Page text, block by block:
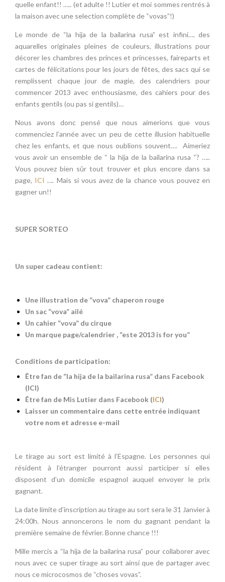
quelle enfant!! ….. (et adulte !! Lutier et moi sommes rentrés à
la maison avec une selection complète de “vovas”!)
Le monde de “la hija de la bailarina rusa” est infini…. des
aquarelles originales pleines de couleurs, illustrations pour
décorer les chambres des princes et princesses, faireparts et
cartes de félicitations pour les jours de fêtes, des sacs qui se
remplissent chaque jour de magie, des calendriers pour
commencer 2013 avec enthousiasme, des cahiers pour des
enfants gentils (ou pas si gentils)…
Nous avons donc pensé que nous aimerions que vous
commenciez l’année avec un peu de cette illusion habituelle
chez les enfants, et que nous oublions souvent…. Aimeriez
vous avoir un ensemble de “ la hija de la bailarina rusa “? …..
Vous pouvez bien sûr tout trouver et plus encore dans sa
page, ICI …. Mais si vous avez de la chance vous pouvez en
gagner un!!
SUPER SORTEO
Un super cadeau contient:
Une illustration de “vova” chaperon rouge
Un sac “vova” ailé
Un cahier “vova” du cirque
Un marque page/calendrier , “este 2013 is for you”
Conditions de participation:
Être fan de “la hija de la bailarina rusa” dans Facebook
(ICI)
Être fan de Mis Lutier dans Facebook (ICI)
Laisser un commentaire dans cette entrée indiquant
votre nom et adresse e-mail
Le tirage au sort est limité à l’Espagne. Les personnes qui
résident à l’étranger pourront aussi participer si elles
disposent d’un domicile espagnol auquel envoyer le prix
gagnant.
La date limite d’inscription au tirage au sort sera le 31 Janvier à
24:00h. Nous annoncerons le nom du gagnant pendant la
première semaine de février. Bonne chance !!!
Mille mercis a “la hija de la bailarina rusa” pour collaborer avec
nous avec ce super tirage au sort ainsi que de partager avec
nous ce microcosmos de “choses vovas”.